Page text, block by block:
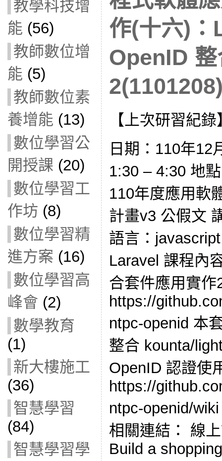
教學科技增
能 (56)
教師數位增
能 (5)
教師數位素
養增能 (13)
數位學習公
開授課 (20)
數位學習工
作坊 (8)
數位學習精
進方案 (16)
數位學習高
峰會 (2)
數學教育
(1)
新大樓施工
(36)
智慧學習
(84)
智慧學習學
作(十六)
OpenID
【上次研習紀錄
日期：110年12
1:30 – 4:30 地
110年度應用軟
計畫v3 公假文
語言：
Laravel 課程內
合套件應用實作
https://
ntpc-openid 本
整合 kounta/
OpenID 認證使
https://
ntpc-openid/
相關連結： 線
Build a